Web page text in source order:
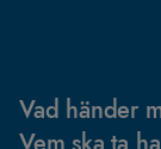
Vad händer